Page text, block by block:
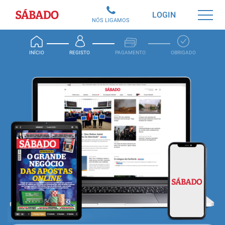
Sábado
INÍCIO REGISTO PAGAMENTO OBRIGADO
LOGIN
NÓS LIGAMOS